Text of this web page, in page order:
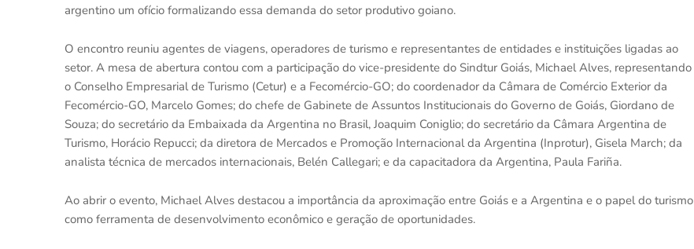
argentino um ofício formalizando essa demanda do setor produtivo goiano.
O encontro reuniu agentes de viagens, operadores de turismo e representantes de entidades e instituições ligadas ao
setor. A mesa de abertura contou com a participação do vice-presidente do Sindtur Goiás, Michael Alves, representando
o Conselho Empresarial de Turismo (Cetur) e a Fecomércio-GO; do coordenador da Câmara de Comércio Exterior da
Fecomércio-GO, Marcelo Gomes; do chefe de Gabinete de Assuntos Institucionais do Governo de Goiás, Giordano de
Souza; do secretário da Embaixada da Argentina no Brasil, Joaquim Coniglio; do secretário da Câmara Argentina de
Turismo, Horácio Repucci; da diretora de Mercados e Promoção Internacional da Argentina (Inprotur), Gisela March; da
analista técnica de mercados internacionais, Belén Callegari; e da capacitadora da Argentina, Paula Fariña.
Ao abrir o evento, Michael Alves destacou a importância da aproximação entre Goiás e a Argentina e o papel do turismo
como ferramenta de desenvolvimento econômico e geração de oportunidades.